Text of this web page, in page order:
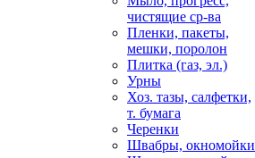
чистящие ср-ва
Пленки, пакеты,
мешки, поролон
Плитка (газ, эл.)
Урны
Хоз. тазы, салфетки,
т. бумага
Черенки
Швабры, окномойки